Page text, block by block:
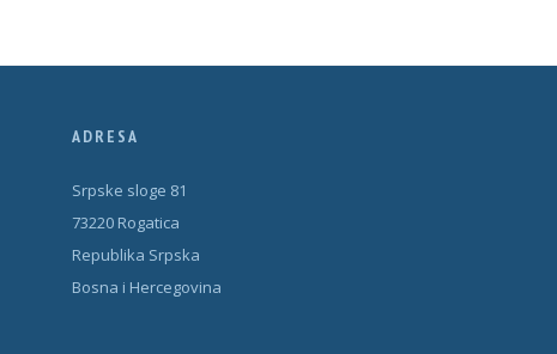
ADRESA
Srpske sloge 81
73220 Rogatica
Republika Srpska
Bosna i Hercegovina